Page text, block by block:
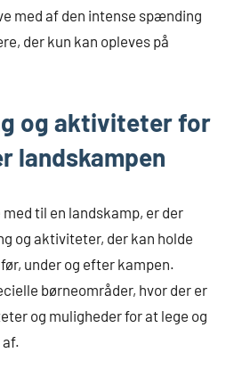
med af den intense spænding
der kun kan opleves på
og aktiviteter for
landskampen
til en landskamp, er der
og aktiviteter, der kan holde
under og efter kampen.
børneområder, hvor der er
og muligheder for at lege og